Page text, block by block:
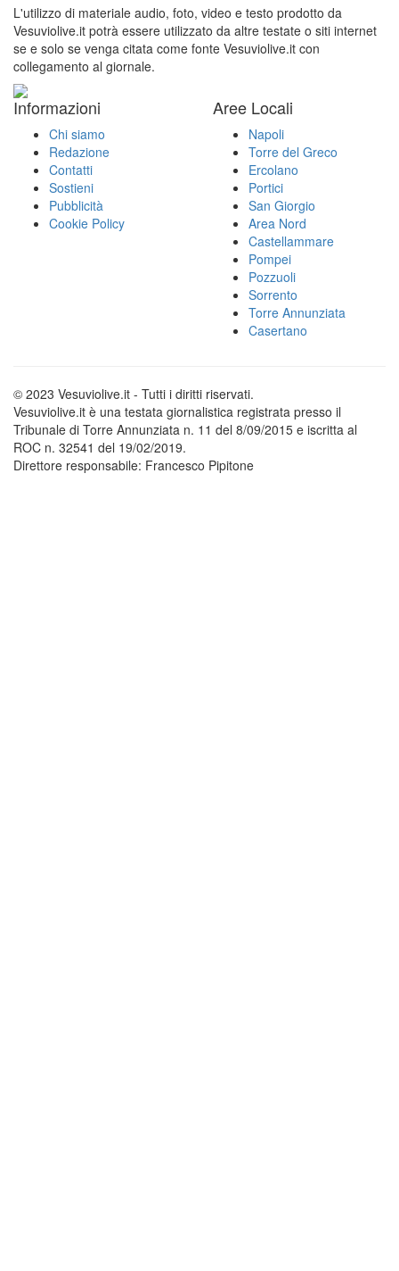
L'utilizzo di materiale audio, foto, video e testo prodotto da
Vesuviolive.it potrà essere utilizzato da altre testate o siti internet
se e solo se venga citata come fonte Vesuviolive.it con
collegamento al giornale.
Informazioni
Chi siamo
Redazione
Contatti
Sostieni
Pubblicità
Cookie Policy
Aree Locali
Napoli
Torre del Greco
Ercolano
Portici
San Giorgio
Area Nord
Castellammare
Pompei
Pozzuoli
Sorrento
Torre Annunziata
Casertano
© 2023 Vesuviolive.it - Tutti i diritti riservati.
Vesuviolive.it è una testata giornalistica registrata presso il
Tribunale di Torre Annunziata n. 11 del 8/09/2015 e iscritta al
ROC n. 32541 del 19/02/2019.
Direttore responsabile: Francesco Pipitone